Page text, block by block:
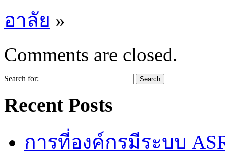
อาลัย »
Comments are closed.
Search for:
Recent Posts
การที่องค์กรมีระบบ